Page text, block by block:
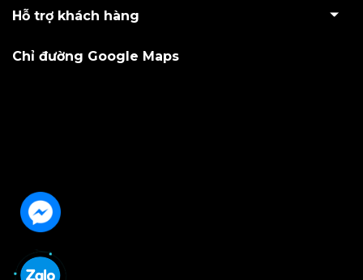
Hỗ trợ khách hàng
Chỉ đường Google Maps